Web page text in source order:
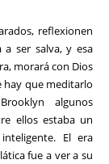
reflexionen
a ser salva, y esa
morará con Dios
hay que meditarlo
algunos
ellos estaba un
El era
fue a ver a su